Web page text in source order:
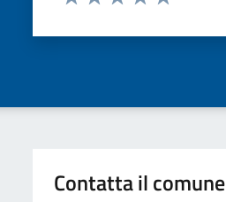
Contatta il comune